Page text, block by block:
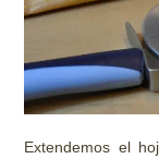
Extendemos el